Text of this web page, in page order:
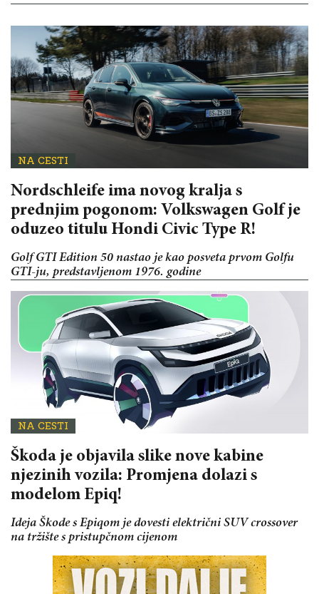
NA CESTI
Nordschleife ima novog kralja s
prednjim pogonom: Volkswagen Golf je
oduzeo titulu Hondi Civic Type R!
Golf GTI Edition 50 nastao je kao posveta prvom Golfu
GTI-ju, predstavljenom 1976. godine
NA CESTI
Škoda je objavila slike nove kabine
njezinih vozila: Promjena dolazi s
modelom Epiq!
Ideja Škode s Epiqom je dovesti električni SUV crossover
na tržište s pristupčnom cijenom